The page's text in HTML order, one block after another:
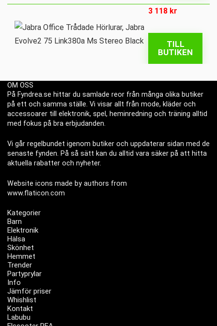
3 118 kr
TILL
BUTIKEN
OM OSS
På Fyndrea.se hittar du samlade reor från många olika butiker
på ett och samma ställe. Vi visar allt från mode, kläder och
accessoarer till elektronik, spel, heminredning och träning alltid
med fokus på bra erbjudanden.
Vi går regelbundet igenom butiker och uppdaterar sidan med de
senaste fynden. På så sätt kan du alltid vara säker på att hitta
aktuella rabatter och nyheter.
Website icons made by authors from
www.flaticon.com
Kategorier
Barn
Elektronik
Hälsa
Skönhet
Hemmet
Trender
Partyprylar
Info
Jämför priser
Whishlist
Kontakt
Labubu